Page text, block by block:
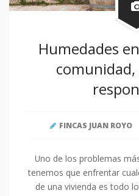
Humedades
comunidad,
FINCAS JUAN ROYO
Uno de los problemas
tenemos que enfrentar
de una vivienda es todo